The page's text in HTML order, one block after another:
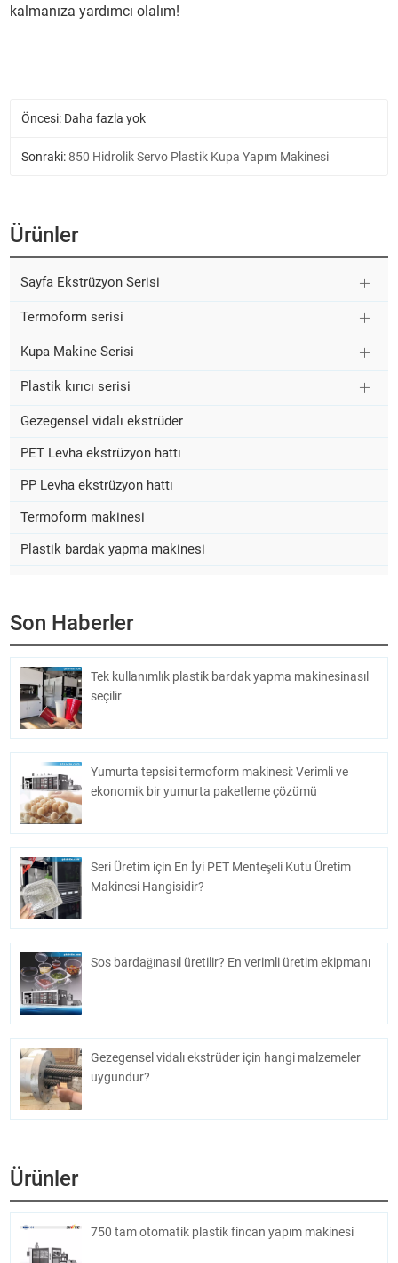
kalmanıza yardımcı olalım!
Öncesi: Daha fazla yok
Sonraki:850 Hidrolik Servo Plastik Kupa Yapım Makinesi
Ürünler
Sayfa Ekstrüzyon Serisi
Termoform serisi
Kupa Makine Serisi
Plastik kırıcı serisi
Gezegensel vidalı ekstrüder
PET Levha ekstrüzyon hattı
PP Levha ekstrüzyon hattı
Termoform makinesi
Plastik bardak yapma makinesi
Son Haberler
Tek kullanımlık plastik bardak yapma makinesinasıl
seçilir
Yumurta tepsisi termoform makinesi: Verimli ve
ekonomik bir yumurta paketleme çözümü
Seri Üretim için En İyi PET Menteşeli Kutu Üretim
Makinesi Hangisidir?
Sos bardağınasıl üretilir? En verimli üretim ekipmanı
Gezegensel vidalı ekstrüder için hangi malzemeler
uygundur?
Ürünler
750 tam otomatik plastik fincan yapım makinesi